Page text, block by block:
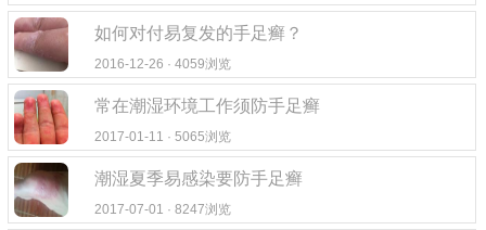
如何对付易复发的手足癣？
2016-12-26 · 4059浏览
常在潮湿环境工作须防手足癣
2017-01-11 · 5065浏览
潮湿夏季易感染要防手足癣
2017-07-01 · 8247浏览